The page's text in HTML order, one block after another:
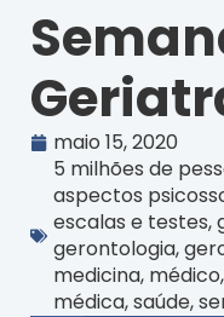
maio 15, 2020
5 milhões de
aspectos
escalas e testes,
gerontologia,
medicina, médico,
médica,saúde,